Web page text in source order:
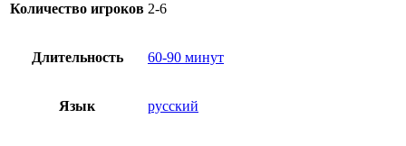
Количество игроков 2-6
Длительность 60-90 минут
Язык русский